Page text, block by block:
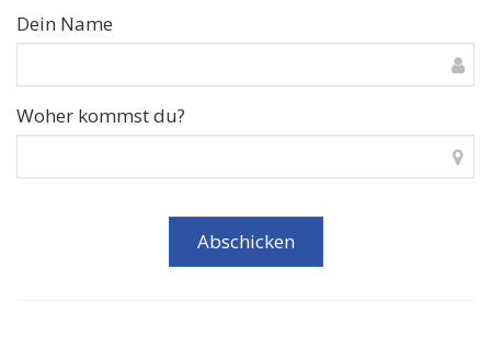
Dein Name
Woher kommst du?